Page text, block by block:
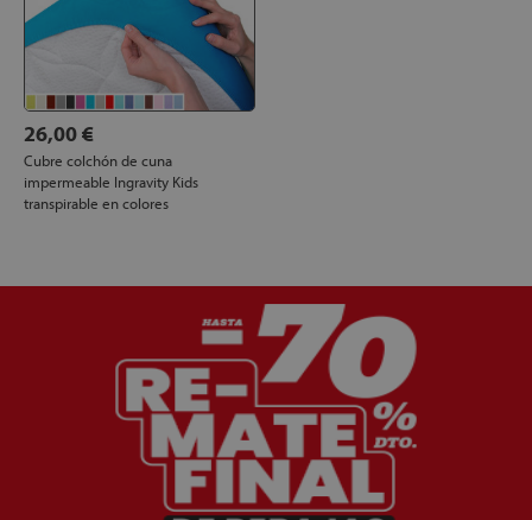
26,00 €
Cubre colchón de cuna
impermeable Ingravity Kids
transpirable en colores